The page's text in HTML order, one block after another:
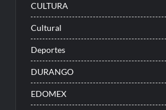
CULTURA
Cultural
Deportes
DURANGO
EDOMEX